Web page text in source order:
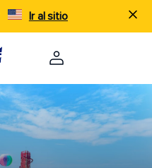
Ir al sitio